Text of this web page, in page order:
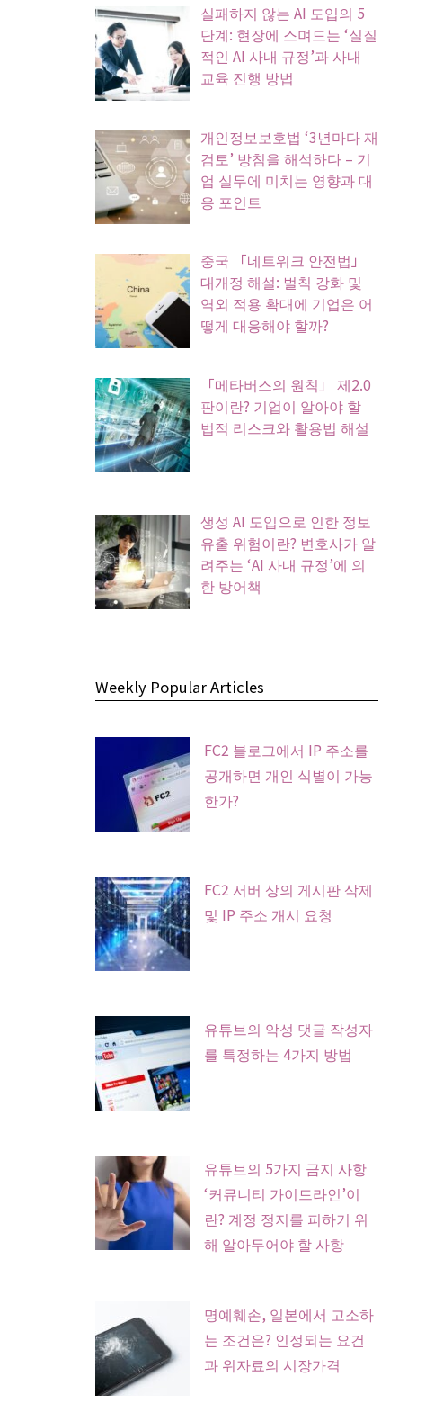
실패하지 않는 AI 도입의 5
단계: 현장에 스며드는 ‘실질
적인 AI 사내 규정’과 사내
교육 진행 방법
개인정보보호법 ‘3년마다 재
검토’ 방침을 해석하다 – 기
업 실무에 미치는 영향과 대
응 포인트
중국 「네트워크 안전법」
대개정 해설: 벌칙 강화 및
역외 적용 확대에 기업은 어
떻게 대응해야 할까?
「메타버스의 원칙」 제2.0
판이란? 기업이 알아야 할
법적 리스크와 활용법 해설
생성 AI 도입으로 인한 정보
유출 위험이란? 변호사가 알
려주는 ‘AI 사내 규정’에 의
한 방어책
Weekly Popular Articles
FC2 블로그에서 IP 주소를
공개하면 개인 식별이 가능
한가?
FC2 서버 상의 게시판 삭제
및 IP 주소 개시 요청
유튜브의 악성 댓글 작성자
를 특정하는 4가지 방법
유튜브의 5가지 금지 사항
‘커뮤니티 가이드라인’이
란? 계정 정지를 피하기 위
해 알아두어야 할 사항
명예훼손, 일본에서 고소하
는 조건은? 인정되는 요건
과 위자료의 시장가격